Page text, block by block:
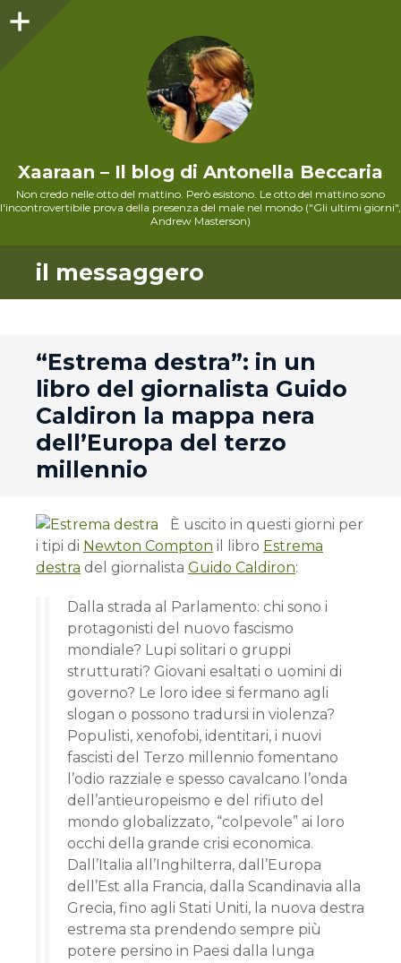
Xaaraan – Il blog di Antonella Beccaria
Non credo nelle otto del mattino. Però esistono. Le otto del mattino sono
l'incontrovertibile prova della presenza del male nel mondo ("Gli ultimi giorni",
Andrew Masterson)
il messaggero
“Estrema destra”: in un
libro del giornalista Guido
Caldiron la mappa nera
dell’Europa del terzo
millennio
È uscito in questi giorni per
i tipi di Newton Compton il libro Estrema
destra del giornalista Guido Caldiron:
Dalla strada al Parlamento: chi sono i
protagonisti del nuovo fascismo
mondiale? Lupi solitari o gruppi
strutturati? Giovani esaltati o uomini di
governo? Le loro idee si fermano agli
slogan o possono tradursi in violenza?
Populisti, xenofobi, identitari, i nuovi
fascisti del Terzo millennio fomentano
l’odio razziale e spesso cavalcano l’onda
dell’antieuropeismo e del rifiuto del
mondo globalizzato, “colpevole” ai loro
occhi della grande crisi economica.
Dall’Italia all’Inghilterra, dall’Europa
dell’Est alla Francia, dalla Scandinavia alla
Grecia, fino agli Stati Uniti, la nuova destra
estrema sta prendendo sempre più
potere persino in Paesi dalla lunga